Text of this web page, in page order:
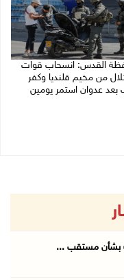
القدس: انسحاب قوات
من مخيم قلنديا وكفر
عدوان استمر يومين
بشأن مستقب ...